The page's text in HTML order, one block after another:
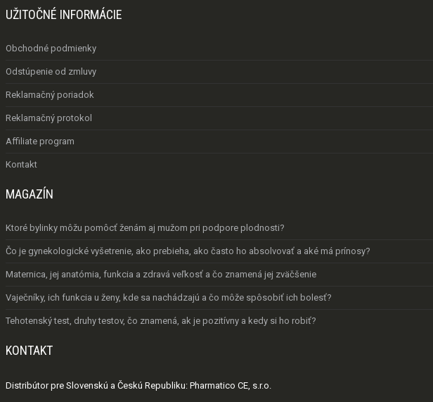
UŽITOČNÉ INFORMÁCIE
Obchodné podmienky
Odstúpenie od zmluvy
Reklamačný poriadok
Reklamačný protokol
Affiliate program
Kontakt
MAGAZÍN
Ktoré bylinky môžu pomôcť ženám aj mužom pri podpore plodnosti?
Čo je gynekologické vyšetrenie, ako prebieha, ako často ho absolvovať a aké má prínosy?
Maternica, jej anatómia, funkcia a zdravá veľkosť a čo znamená jej zväčšenie
Vaječníky, ich funkcia u ženy, kde sa nachádzajú a čo môže spôsobiť ich bolesť?
Tehotenský test, druhy testov, čo znamená, ak je pozitívny a kedy si ho robiť?
KONTAKT
Distribútor pre Slovenskú a Českú Republiku: Pharmatico CE, s.r.o.